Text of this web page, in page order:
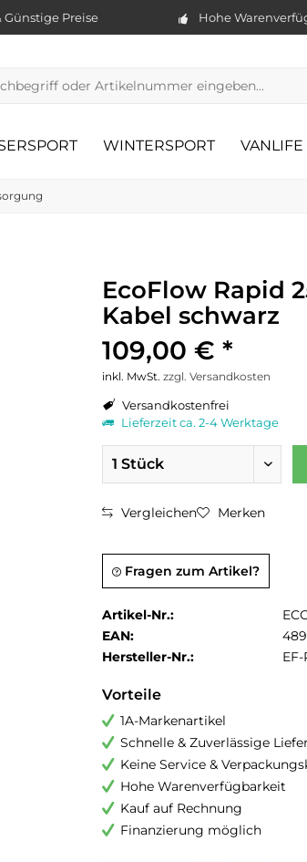
Günstige Preise Hohe
WINTERSPORT VANLIFE
EcoFlow Rapid
Kabel schwarz
109,00 € *
inkl. MwSt. zzgl. Versandkosten
Versandkostenfrei
Lieferzeit ca. 2-4 Werktage
Vergleichen Merken
Fragen zum Artikel?
Artikel-Nr.:
EAN:
Hersteller-Nr.:
Vorteile
1A-Markenartikel
Schnelle & Zuverlässige
Keine Service &
Hohe Warenverfügbarkeit
Kauf auf Rechnung
Finanzierung möglich